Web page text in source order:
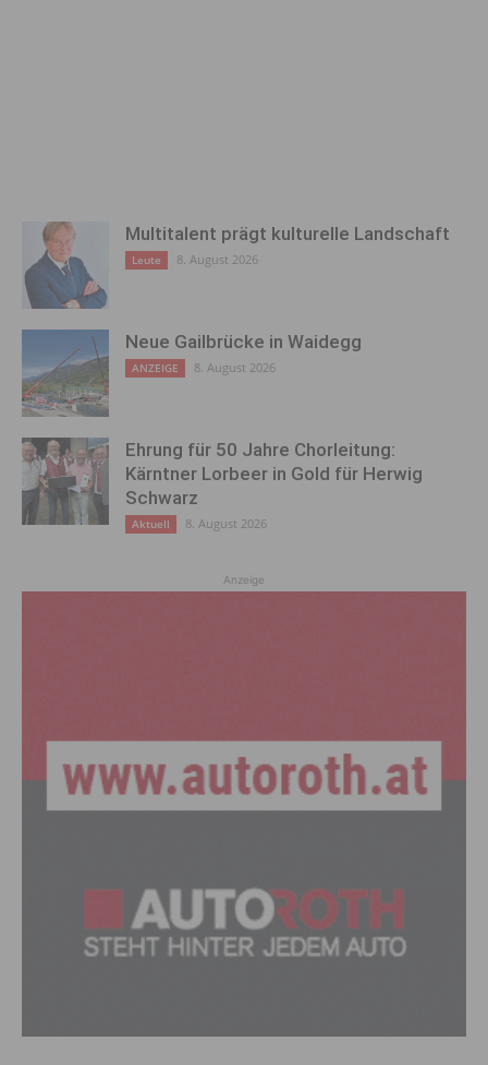
Multitalent prägt kulturelle Landschaft
Leute 8. August 2026
Neue Gailbrücke in Waidegg
ANZEIGE 8. August 2026
Ehrung für 50 Jahre Chorleitung:
Kärntner Lorbeer in Gold für Herwig
Schwarz
Aktuell 8. August 2026
Anzeige